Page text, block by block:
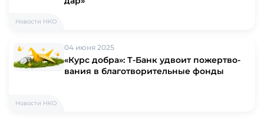
Новости НКО
Новости НКО
04 июня 2025
«Курс добра»: Т-Банк удвоит пожертво­
вания в благотвори­тельные фонды